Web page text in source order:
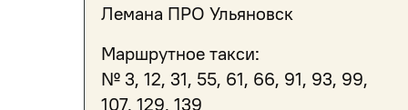
Лемана ПРО Ульяновск
Маршрутное такси:
№ 3, 12, 31, 55, 61, 66, 91, 93, 99,
107, 129, 139